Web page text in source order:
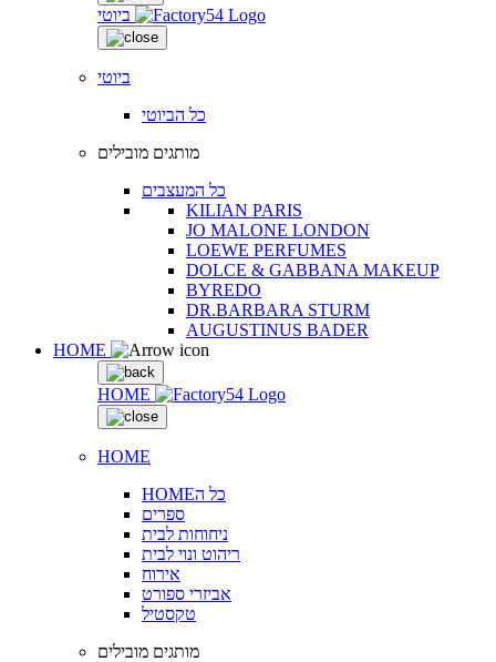
ביוטי
ביוטי
כל הביוטי
מותגים מובילים
כל המעצבים
KILIAN PARIS
JO MALONE LONDON
LOEWE PERFUMES
DOLCE & GABBANA MAKEUP
BYREDO
DR.BARBARA STURM
AUGUSTINUS BADER
HOME
HOME
HOME
HOMEכל ה
ספרים
ניחוחות לבית
ריהוט ונוי לבית
אירוח
אביזרי ספורט
טקסטיל
מותגים מובילים